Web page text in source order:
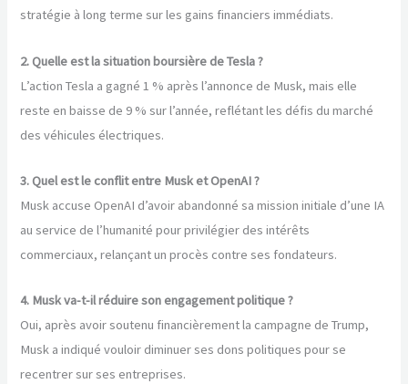
stratégie à long terme sur les gains financiers immédiats.
2. Quelle est la situation boursière de Tesla ?
L’action Tesla a gagné 1 % après l’annonce de Musk, mais elle
reste en baisse de 9 % sur l’année, reflétant les défis du marché
des véhicules électriques.
3. Quel est le conflit entre Musk et OpenAI ?
Musk accuse OpenAI d’avoir abandonné sa mission initiale d’une IA
au service de l’humanité pour privilégier des intérêts
commerciaux, relançant un procès contre ses fondateurs.
4. Musk va-t-il réduire son engagement politique ?
Oui, après avoir soutenu financièrement la campagne de Trump,
Musk a indiqué vouloir diminuer ses dons politiques pour se
recentrer sur ses entreprises.